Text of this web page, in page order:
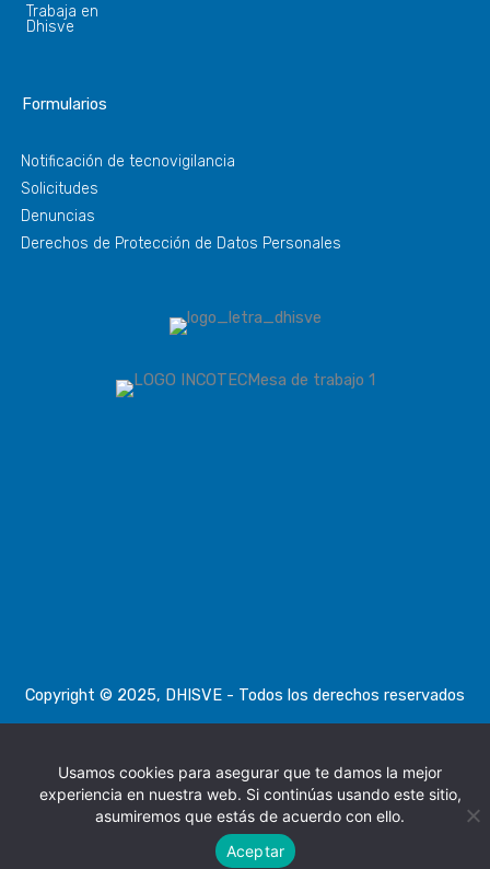
Trabaja en
Dhisve
Formularios
Notificación de tecnovigilancia
Solicitudes
Denuncias
Derechos de Protección de Datos Personales
Copyright © 2025, DHISVE - Todos los derechos reservados
condiciones, devoluciones
Usamos cookies para asegurar que te damos la mejor
experiencia en nuestra web. Si continúas usando este sitio,
asumiremos que estás de acuerdo con ello.
Aceptar